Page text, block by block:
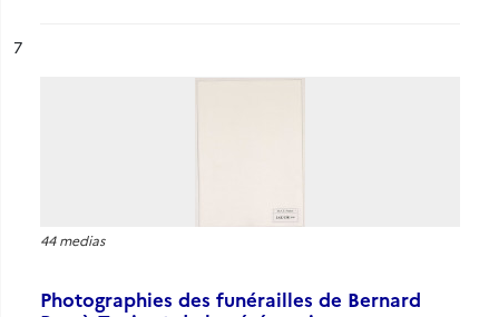
n°
7
44 medias
Photographies des funérailles de Bernard